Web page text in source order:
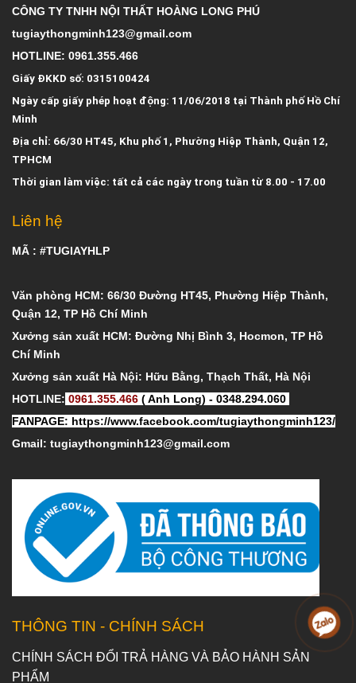
CÔNG TY TNHH NỘI THẤT HOÀNG LONG PHÚ
tugiaythongminh123@gmail.com
HOTLINE: 0961.355.466
Giấy ĐKKD số: 0315100424
Ngày cấp giấy phép hoạt động: 11/06/2018 tại Thành phố Hồ Chí
Minh
Địa chỉ: 66/30 HT45, Khu phố 1, Phường Hiệp Thành, Quận 12,
TPHCM
Thời gian làm việc: tất cả các ngày trong tuần từ 8.00 - 17.00
Liên hệ
MÃ : #TUGIAYHLP
Văn phòng HCM: 66/30 Đường HT45, Phường Hiệp Thành,
Quận 12, TP Hồ Chí Minh
Xưởng sản xuất HCM: Đường Nhị Bình 3, Hocmon, TP Hồ
Chí Minh
Xưởng sản xuất Hà Nội: Hữu Bằng, Thạch Thất, Hà Nội
HOTLINE: 0961.355.466 ( Anh Long) - 0348.294.060
FANPAGE: https://www.facebook.com/tugiaythongminh123/
Gmail: tugiaythongminh123@gmail.com
THÔNG TIN - CHÍNH SÁCH
CHÍNH SÁCH ĐỔI TRẢ HÀNG VÀ BẢO HÀNH SẢN
PHẨM